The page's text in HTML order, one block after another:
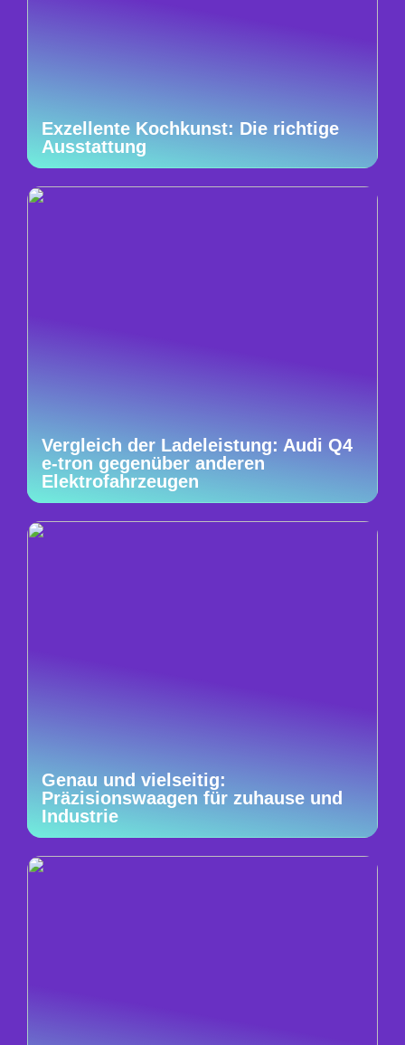
Exzellente Kochkunst: Die richtige
Ausstattung
Vergleich der Ladeleistung: Audi Q4
e-tron gegenüber anderen
Elektrofahrzeugen
Genau und vielseitig:
Präzisionswaagen für zuhause und
Industrie